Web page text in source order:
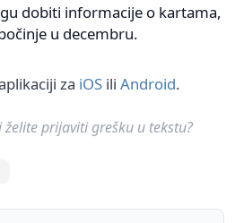
dobiti informacije o kartama,
u decembru.
za iOS ili Android.
prijaviti grešku u tekstu?